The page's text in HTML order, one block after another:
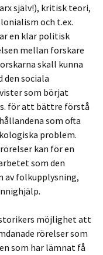
själv!), kritisk teori,
och t.ex.
en klar politisk
mellan forskare
skall kunna
sociala
som börjat
för att bättre förstå
som ofta
problem.
kan för en
som den
av folkupplysning,
möjlighet att
rörelser som
som har lämnat få